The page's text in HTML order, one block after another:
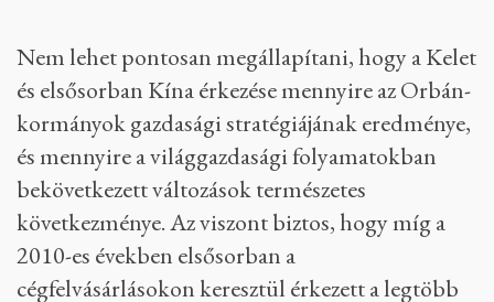
Nem lehet pontosan megállapítani, hogy a Kelet
és elsősorban Kína érkezése mennyire az Orbán-
kormányok gazdasági stratégiájának eredménye,
és mennyire a világgazdasági folyamatokban
bekövetkezett változások természetes
következménye. Az viszont biztos, hogy míg a
2010-es években elsősorban a
cégfelvásárlásokon keresztül érkezett a legtöbb